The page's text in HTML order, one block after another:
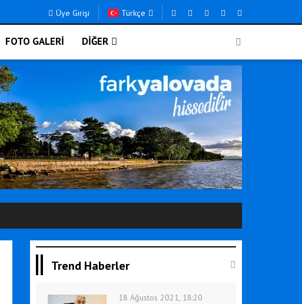
Üye Girişi Türkçe
FOTO GALERİ DİĞER
Trend Haberler
18 Ağustos 2021, 18:20